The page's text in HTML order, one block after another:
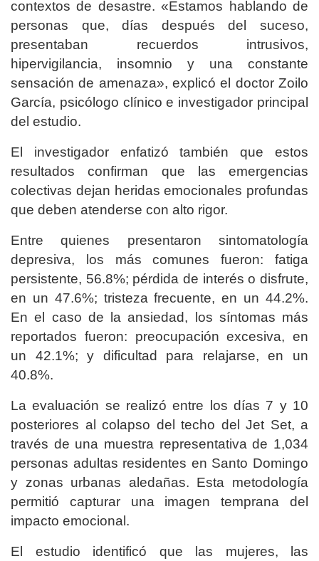
contextos de desastre. «Estamos hablando de
personas que, días después del suceso,
presentaban recuerdos intrusivos,
hipervigilancia, insomnio y una constante
sensación de amenaza», explicó el doctor Zoilo
García, psicólogo clínico e investigador principal
del estudio.
El investigador enfatizó también que estos
resultados confirman que las emergencias
colectivas dejan heridas emocionales profundas
que deben atenderse con alto rigor.
Entre quienes presentaron sintomatología
depresiva, los más comunes fueron: fatiga
persistente, 56.8%; pérdida de interés o disfrute,
en un 47.6%; tristeza frecuente, en un 44.2%.
En el caso de la ansiedad, los síntomas más
reportados fueron: preocupación excesiva, en
un 42.1%; y dificultad para relajarse, en un
40.8%.
La evaluación se realizó entre los días 7 y 10
posteriores al colapso del techo del Jet Set, a
través de una muestra representativa de 1,034
personas adultas residentes en Santo Domingo
y zonas urbanas aledañas. Esta metodología
permitió capturar una imagen temprana del
impacto emocional.
El estudio identificó que las mujeres, las